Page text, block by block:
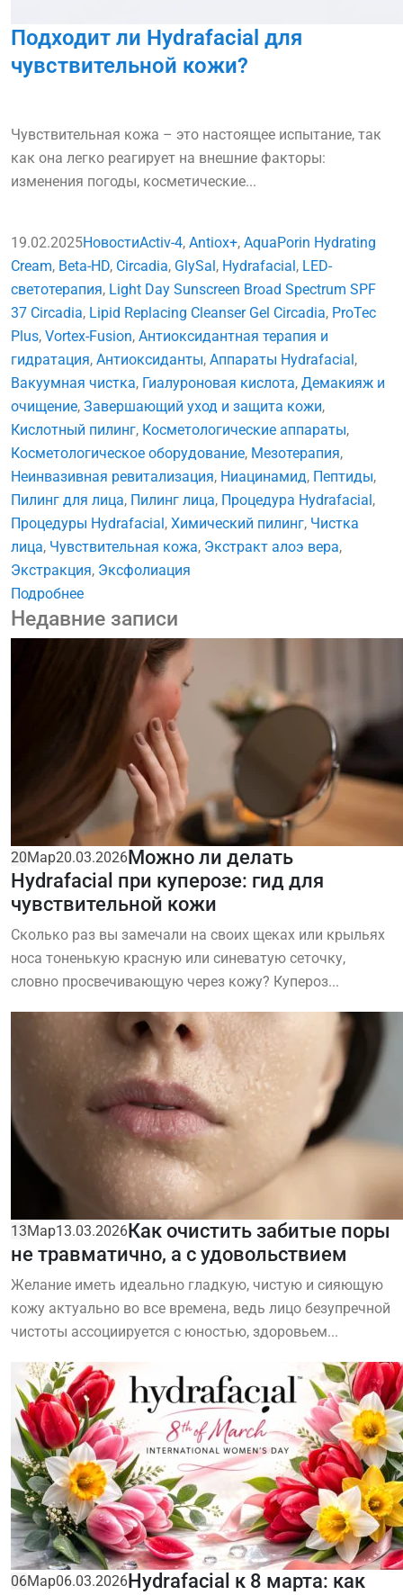
Подходит ли Hydrafacial для
чувствительной кожи?
Чувствительная кожа – это настоящее испытание, так
как она легко реагирует на внешние факторы:
изменения погоды, косметические...
19.02.2025НовостиActiv-4, Antiox+, AquaPorin Hydrating
Cream, Beta-HD, Circadia, GlySal , Hydrafacial , LED-
светотерапия, Light Day Sunscreen Broad Spectrum SPF
37 Circadia, Lipid Replacing Cleanser Gel Circadia, ProTec
Plus, Vortex-Fusion, Антиоксидантная терапия и
гидратация, Антиоксиданты, Аппараты Hydrafacial ,
Вакуумная чистка, Гиалуроновая кислота, Демакияж и
очищение, Завершающий уход и защита кожи,
Кислотный пилинг, Косметологические аппараты,
Косметологическое оборудование, Мезотерапия,
Неинвазивная ревитализация, Ниацинамид, Пептиды,
Пилинг для лица, Пилинг лица, Процедура Hydrafacial ,
Процедуры Hydrafacial , Химический пилинг, Чистка
лица, Чувствительная кожа, Экстракт алоэ вера,
Экстракция, Эксфолиация
Подробнее
Недавние записи
20Мар20.03.2026Можно ли делать
Hydrafacial при куперозе: гид для
чувствительной кожи
Сколько раз вы замечали на своих щеках или крыльях
носа тоненькую красную или синеватую сеточку,
словно просвечивающую через кожу? Купероз...
13Мар13.03.2026Как очистить забитые поры
не травматично, а с удовольствием
Желание иметь идеально гладкую, чистую и сияющую
кожу актуально во все времена, ведь лицо безупречной
чистоты ассоциируется с юностью, здоровьем...
06Мар06.03.2026Hydrafacial к 8 марта: как